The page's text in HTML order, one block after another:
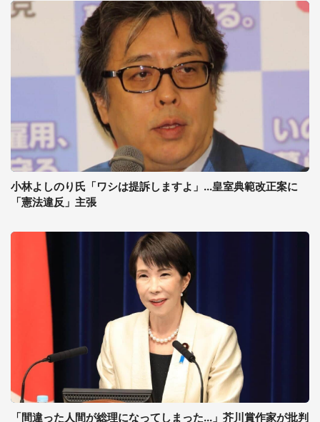
小林よしのり氏「ワシは提訴しますよ」...皇室典範改正案に
「憲法違反」主張
「間違った人間が総理になってしまった...」芥川賞作家が批判